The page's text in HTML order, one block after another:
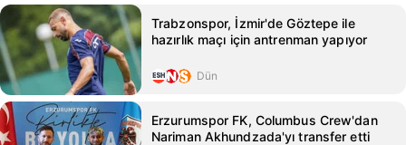
Trabzonspor, İzmir'de Göztepe ile
hazırlık maçı için antrenman yapıyor
Dün
Erzurumspor FK, Columbus Crew'dan
Nariman Akhundzada'yı transfer etti